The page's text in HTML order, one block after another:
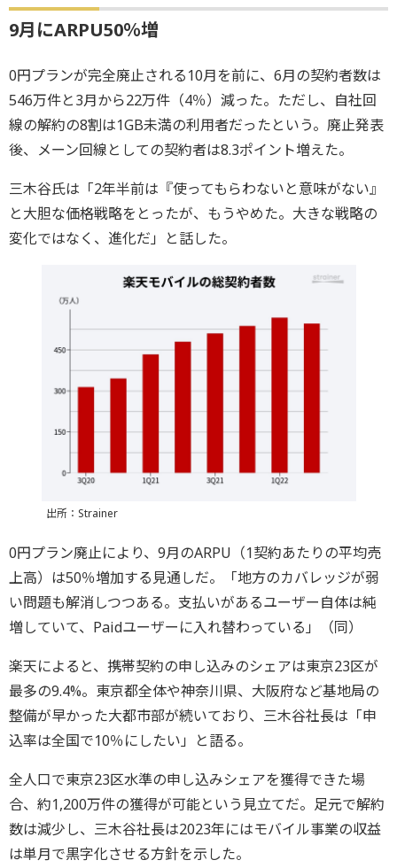
9月にARPU50％増
0円プランが完全廃止される10月を前に、6月の契約者数は
546万件と3月から22万件（4％）減った。ただし、自社回
線の解約の8割は1GB未満の利用者だったという。廃止発表
後、メーン回線としての契約者は8.3ポイント増えた。
三木谷氏は「2年半前は『使ってもらわないと意味がない』
と大胆な価格戦略をとったが、もうやめた。大きな戦略の
変化ではなく、進化だ」と話した。
出所：Strainer
0円プラン廃止により、9月のARPU（1契約あたりの平均売
上高）は50％増加する見通しだ。「地方のカバレッジが弱
い問題も解消しつつある。支払いがあるユーザー自体は純
増していて、Paidユーザーに入れ替わっている」（同）
楽天によると、携帯契約の申し込みのシェアは東京23区が
最多の9.4%。東京都全体や神奈川県、大阪府など基地局の
整備が早かった大都市部が続いており、三木谷社長は「申
込率は全国で10％にしたい」と語る。
全人口で東京23区水準の申し込みシェアを獲得できた場
合、約1,200万件の獲得が可能という見立てだ。足元で解約
数は減少し、三木谷社長は2023年にはモバイル事業の収益
は単月で黒字化させる方針を示した。